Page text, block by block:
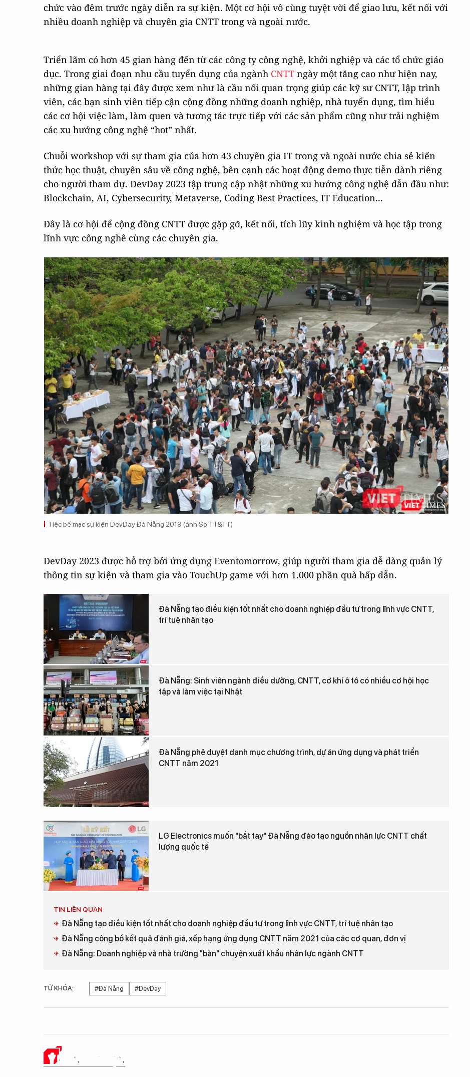
chức vào đêm trước ngày diễn ra sự kiện. Một cơ hội vô cùng tuyệt vời để giao lưu, kết nối với
nhiều doanh nghiệp và chuyên gia CNTT trong và ngoài nước.
Triển lãm có hơn 45 gian hàng đến từ các công ty công nghệ, khởi nghiệp và các tổ chức giáo
dục. Trong giai đoạn nhu cầu tuyển dụng của ngành CNTT ngày một tăng cao như hiện nay,
những gian hàng tại đây được xem như là cầu nối quan trọng giúp các kỹ sư CNTT, lập trình
viên, các bạn sinh viên tiếp cận cộng đồng những doanh nghiệp, nhà tuyển dụng, tìm hiểu
các cơ hội việc làm, làm quen và tương tác trực tiếp với các sản phẩm cũng như trải nghiệm
các xu hướng công nghệ “hot” nhất.
Chuỗi workshop với sự tham gia của hơn 43 chuyên gia IT trong và ngoài nước chia sẻ kiến
thức học thuật, chuyên sâu về công nghệ, bên cạnh các hoạt động demo thực tiễn dành riêng
cho người tham dự. DevDay 2023 tập trung cập nhật những xu hướng công nghệ dẫn đầu như:
Blockchain, AI, Cybersecurity, Metaverse, Coding Best Practices, IT Education...
Đây là cơ hội để cộng đồng CNTT được gặp gỡ, kết nối, tích lũy kinh nghiệm và học tập trong
lĩnh vực công nghê cùng các chuyên gia.
Tiệc bế mạc sự kiện DevDay Đà Nẵng 2019 (ảnh So TT&TT)
DevDay 2023 được hỗ trợ bởi ứng dụng Eventomorrow, giúp người tham gia dễ dàng quản lý
thông tin sự kiện và tham gia vào TouchUp game với hơn 1.000 phần quà hấp dẫn.
Đà Nẵng tạo điều kiện tốt nhất cho doanh nghiệp đầu tư trong lĩnh vực CNTT,
trí tuệ nhân tạo
Đà Nẵng: Sinh viên ngành điều dưỡng, CNTT, cơ khí ô tô có nhiều cơ hội học
tập và làm việc tại Nhật
Đà Nẵng phê duyệt danh mục chương trình, dự án ứng dụng và phát triển
CNTT năm 2021
LG Electronics muốn "bắt tay" Đà Nẵng đào tạo nguồn nhân lực CNTT chất
lượng quốc tế
TIN LIÊN QUAN
Đà Nẵng tạo điều kiện tốt nhất cho doanh nghiệp đầu tư trong lĩnh vực CNTT, trí tuệ nhân tạo
Đà Nẵng công bố kết quả đánh giá, xếp hạng ứng dụng CNTT năm 2021 của các cơ quan, đơn vị
Đà Nẵng: Doanh nghiệp và nhà trường "bàn" chuyện xuất khẩu nhân lực ngành CNTT
TỪ KHÓA: #Đà Nẵng #DevDay
Ý KIẾN CỦA BẠN